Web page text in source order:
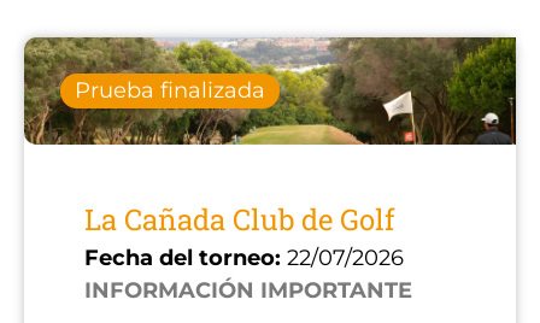
Prueba finalizada
La Cañada Club de Golf
Fecha del torneo: 22/07/2026
INFORMACIÓN IMPORTANTE